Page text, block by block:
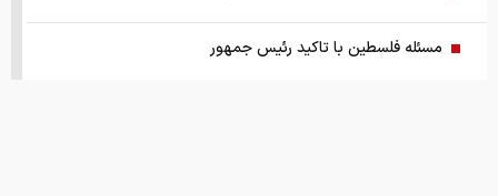
مسئله فلسطین با تاکید رئیس جمهور